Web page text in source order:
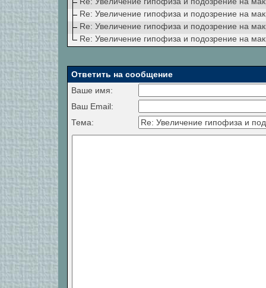
Re: Увеличение гипофиза и подозрение на
Re: Увеличение гипофиза и подозрение на
Re: Увеличение гипофиза и подозрение на
Ответить на сообщение
Ваше имя:
Ваш Email:
Тема: